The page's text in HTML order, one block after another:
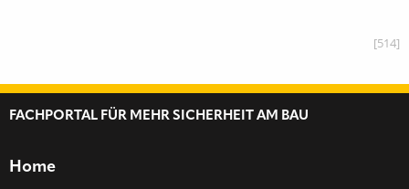
[514]
FACHPORTAL FÜR MEHR SICHERHEIT AM BAU
Home